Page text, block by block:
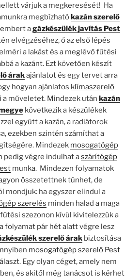
várjuk a megkeresését! Ha
megbízhatókazán szerelő
agázkészülék javítás Pest
elvégzéséhez, ő az első lépés
a lakást és a meglévő fűtési
a kazánt. Ezt követően készít
árakajánlatot és egy tervet arra
hogyan ajánlatos klímaszerelő
a műveletet. Mindezek után kazán
következik a készülékek
együtt a kazán, a radiátorok
ezekben szintén számíthat a
Mindezek mosogatógép
pedig végre indulhat aszárítógép
munka. Mindezen folyamatok
összetettnek tűnhet, de
mondjuk: ha egyszer elindul a
szerelés minden halad a maga
szezonon kívül kivitelezzük a
folyamat pár hét alatt végre lesz
szerelő árakbiztosítása
mosogatógép szerelő Pest
Egy olyan céget, amely nem
és akitől még tanácsot is kérhet